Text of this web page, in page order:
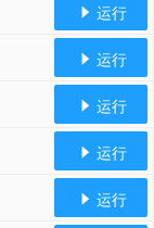
 运行
 运行
 运行
 运行
 运行